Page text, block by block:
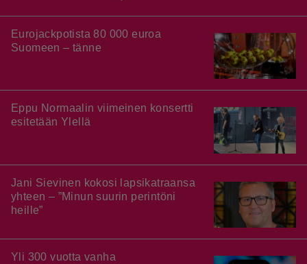
Eurojackpotista 80 000 euroa
Suomeen – tänne
Eppu Normaalin viimeinen konsertti
esitetään Ylellä
Jani Sievinen kokosi lapsikatraansa
yhteen – ”Minun suurin perintöni
heille”
Yli 300 vuotta vanha